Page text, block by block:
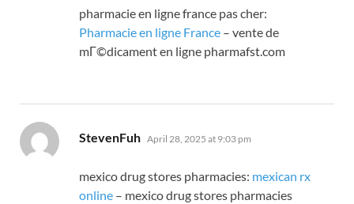
pharmacie en ligne france pas cher:
Pharmacie en ligne France – vente de
mГ©dicament en ligne pharmafst.com
StevenFuh says:
April 28, 2025 at 9:03 pm
mexico drug stores pharmacies: mexican rx
online – mexico drug stores pharmacies